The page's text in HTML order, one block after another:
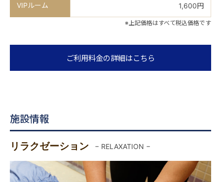
VIPルーム 1,600円
※上記価格はすべて税込価格です
ご利用料金の詳細はこちら
施設情報
リラクゼーション − RELAXATION −